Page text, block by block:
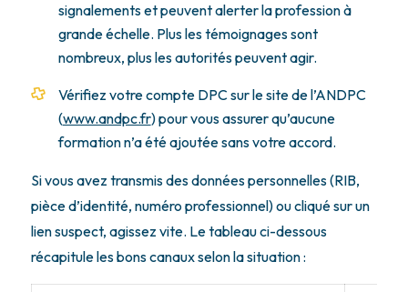
signalements et peuvent alerter la profession à
grande échelle. Plus les témoignages sont
nombreux, plus les autorités peuvent agir.
Vérifiez votre compte DPC sur le site de l’ANDPC
(www.andpc.fr) pour vous assurer qu’aucune
formation n’a été ajoutée sans votre accord.
Si vous avez transmis des données personnelles (RIB,
pièce d’identité, numéro professionnel) ou cliqué sur un
lien suspect, agissez vite. Le tableau ci-dessous
récapitule les bons canaux selon la situation :